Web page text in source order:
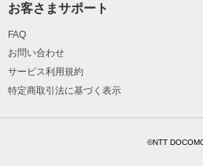
お客さまサポート
FAQ
お問い合わせ
サービス利用規約
特定商取引法に基づく表示
©NTT